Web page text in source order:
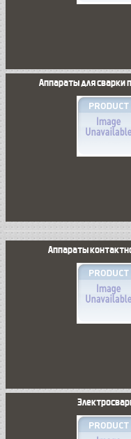
Аппараты для сварки
Аппараты